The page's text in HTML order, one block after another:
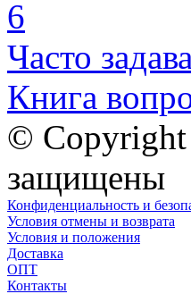
6
Часто
Книга
©
защищены
Конфиденциальность и
Условия отмены и возврата
Условия и положения
Доставка
ОПТ
Контакты